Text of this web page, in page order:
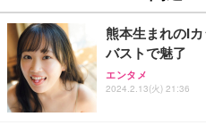
熊本生まれのI
バストで魅了
エンタメ
2024.2.13(火) 21:36